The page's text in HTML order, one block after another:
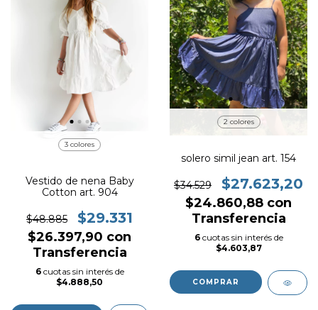
3 colores
Vestido de nena Baby
Cotton art. 904
$48.885 $29.331
$26.397,90 con
Transferencia
6 cuotas sin interés de
$4.888,50
2 colores
solero simil jean art. 154
$34.529 $27.623,20
$24.860,88 con
Transferencia
6 cuotas sin interés de
$4.603,87
COMPRAR